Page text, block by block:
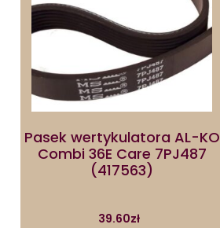
Pasek wertykulatora AL-KO
Combi 36E Care 7PJ487
(417563)
39.60zł